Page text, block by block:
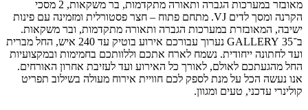
מאובזר במערכות הגברה ותאורה מתקדמות, בר משקאות, 2 מסכי
הקרנה ומסך לדים VJ. מתחם פתוח – חצר פסטורלית ומזמינה עם פינות
ישיבה, המאובזרת במערכות הגברה ותאורה מתקדמות, ובר משקאות.
ב־35 GALLERY נערוך עבורכם אירוע בוטיק עד 240 איש, החל מברית
ועד לחתונה ייחודית. נשמח לארח אתכם וללוותכם בחמימות ובמקצועיות
החל מהגעתכם לאולם, לאורך כל האירוע ועד לעזיבת אחרון האורחים.
אנו נעשה הכל על מנת לספק לכם חוויית אירוח מעולה בשילוב תפריט
קולינרי עדכני, טעים ומגוון.